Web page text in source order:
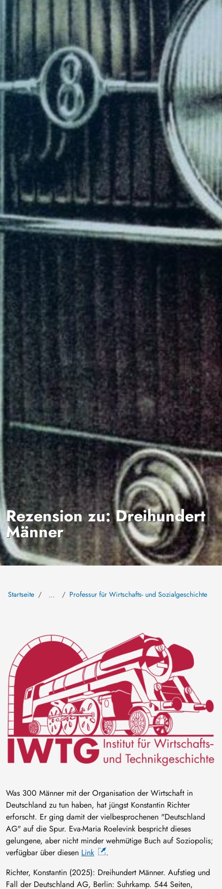
Rezension zu: Dreihundert
Männer
Startseite … Professur für Wirtschafts- und Sozialgeschichte
Was 300 Männer mit der Organisation der Wirtschaft in
Deutschland zu tun haben, hat jüngst Konstantin Richter
erforscht. Er ging damit der vielbesprochenen "Deutschland
AG" auf die Spur. Eva-Maria Roelevink bespricht dieses
gelungene, aber nicht minder wehmütige Buch auf Soziopolis;
verfügbar über diesen Link
.
Richter, Konstantin (2025): Dreihundert Männer. Aufstieg und
Fall der Deutschland AG, Berlin: Suhrkamp. 544 Seiten,